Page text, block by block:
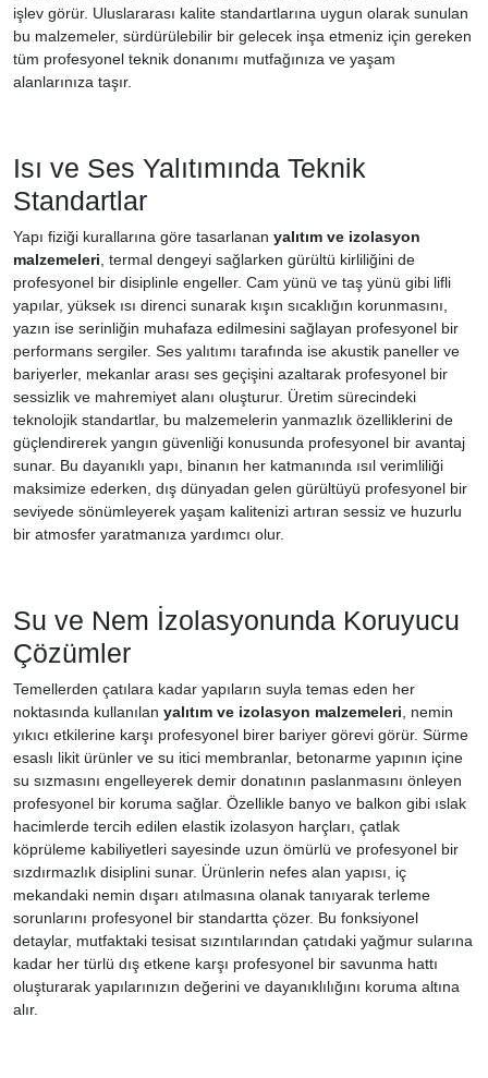
işlev görür. Uluslararası kalite standartlarına uygun olarak sunulan
bu malzemeler, sürdürülebilir bir gelecek inşa etmeniz için gereken
tüm profesyonel teknik donanımı mutfağınıza ve yaşam
alanlarınıza taşır.
Isı ve Ses Yalıtımında Teknik
Standartlar
Yapı fiziği kurallarına göre tasarlanan yalıtım ve izolasyon
malzemeleri , termal dengeyi sağlarken gürültü kirliliğini de
profesyonel bir disiplinle engeller. Cam yünü ve taş yünü gibi lifli
yapılar, yüksek ısı direnci sunarak kışın sıcaklığın korunmasını,
yazın ise serinliğin muhafaza edilmesini sağlayan profesyonel bir
performans sergiler. Ses yalıtımı tarafında ise akustik paneller ve
bariyerler, mekanlar arası ses geçişini azaltarak profesyonel bir
sessizlik ve mahremiyet alanı oluşturur. Üretim sürecindeki
teknolojik standartlar, bu malzemelerin yanmazlık özelliklerini de
güçlendirerek yangın güvenliği konusunda profesyonel bir avantaj
sunar. Bu dayanıklı yapı, binanın her katmanında ısıl verimliliği
maksimize ederken, dış dünyadan gelen gürültüyü profesyonel bir
seviyede sönümleyerek yaşam kalitenizi artıran sessiz ve huzurlu
bir atmosfer yaratmanıza yardımcı olur.
Su ve Nem İzolasyonunda Koruyucu
Çözümler
Temellerden çatılara kadar yapıların suyla temas eden her
noktasında kullanılan yalıtım ve izolasyon malzemeleri , nemin
yıkıcı etkilerine karşı profesyonel birer bariyer görevi görür. Sürme
esaslı likit ürünler ve su itici membranlar, betonarme yapının içine
su sızmasını engelleyerek demir donatının paslanmasını önleyen
profesyonel bir koruma sağlar. Özellikle banyo ve balkon gibi ıslak
hacimlerde tercih edilen elastik izolasyon harçları, çatlak
köprüleme kabiliyetleri sayesinde uzun ömürlü ve profesyonel bir
sızdırmazlık disiplini sunar. Ürünlerin nefes alan yapısı, iç
mekandaki nemin dışarı atılmasına olanak tanıyarak terleme
sorunlarını profesyonel bir standartta çözer. Bu fonksiyonel
detaylar, mutfaktaki tesisat sızıntılarından çatıdaki yağmur sularına
kadar her türlü dış etkene karşı profesyonel bir savunma hattı
oluşturarak yapılarınızın değerini ve dayanıklılığını koruma altına
alır.